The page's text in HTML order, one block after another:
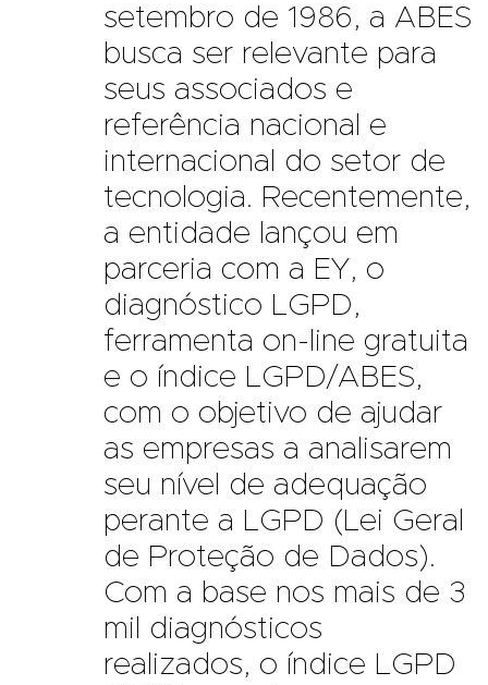
setembro de 1986, a ABES
busca ser relevante para
seus associados e
referência nacional e
internacional do setor de
tecnologia. Recentemente,
a entidade lançou em
parceria com a EY, o
diagnóstico LGPD,
ferramenta on-line gratuita
e o índice LGPD/ABES,
com o objetivo de ajudar
as empresas a analisarem
seu nível de adequação
perante a LGPD (Lei Geral
de Proteção de Dados).
Com a base nos mais de 3
mil diagnósticos
realizados, o índice LGPD